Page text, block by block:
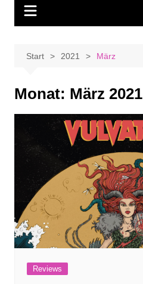
Start 2021 März
Monat: März 2021
Reviews